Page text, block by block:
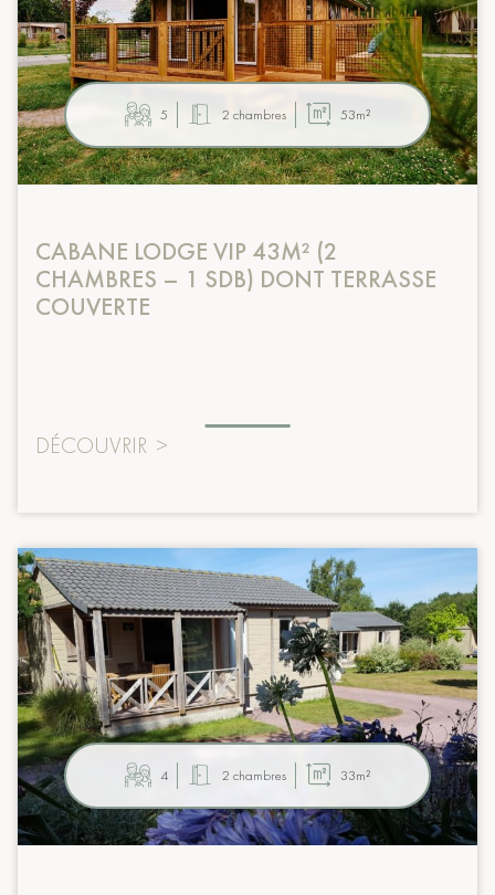
5 2 chambres 53m²
CABANE LODGE VIP 43M² (2
CHAMBRES – 1 SDB) DONT TERRASSE
COUVERTE
DÉCOUVRIR >
4 2 chambres 33m²